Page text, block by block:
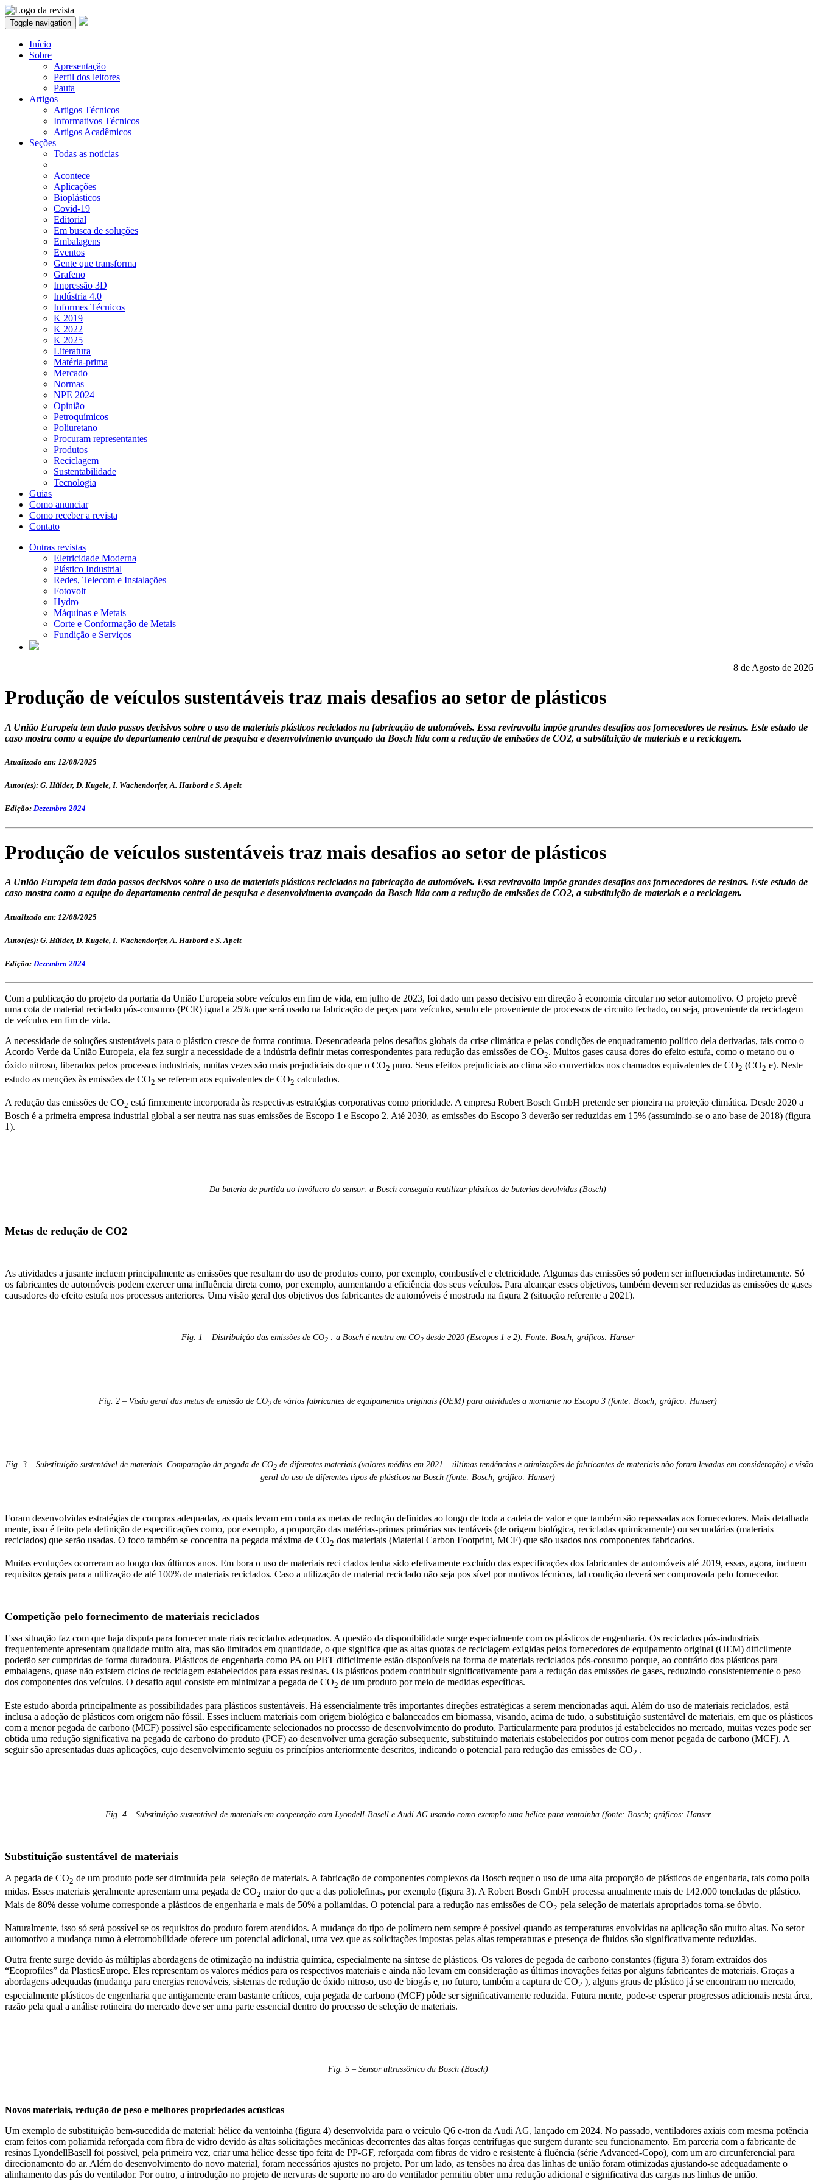
Toggle navigation
Início
Sobre
Apresentação
Perfil dos leitores
Pauta
Artigos
Artigos Técnicos
Informativos Técnicos
Artigos Acadêmicos
Seções
Todas as notícias
Acontece
Aplicações
Bioplásticos
Covid-19
Editorial
Em busca de soluções
Embalagens
Eventos
Gente que transforma
Grafeno
Impressão 3D
Indústria 4.0
Informes Técnicos
K 2019
K 2022
K 2025
Literatura
Matéria-prima
Mercado
Normas
NPE 2024
Opinião
Petroquímicos
Poliuretano
Procuram representantes
Produtos
Reciclagem
Sustentabilidade
Tecnologia
Guias
Como anunciar
Como receber a revista
Contato
Outras revistas
Eletricidade Moderna
Plástico Industrial
Redes, Telecom e Instalações
Fotovolt
Hydro
Máquinas e Metais
Corte e Conformação de Metais
Fundição e Serviços
8 de Agosto de 2026
Produção de veículos sustentáveis traz mais desafios ao setor de plásticos
A União Europeia tem dado passos decisivos sobre o uso de materiais plásticos reciclados na fabricação de automóveis. Essa reviravolta impõe grandes desafios aos fornecedores de resinas. Este estudo de
caso mostra como a equipe do departamento central de pesquisa e desenvolvimento avançado da Bosch lida com a redução de emissões de CO2, a substituição de materiais e a reciclagem.
Atualizado em: 12/08/2025
Autor(es): G. Hülder, D. Kugele, I. Wachendorfer, A. Harbord e S. Apelt
Edição: Dezembro 2024
Produção de veículos sustentáveis traz mais desafios ao setor de plásticos
A União Europeia tem dado passos decisivos sobre o uso de materiais plásticos reciclados na fabricação de automóveis. Essa reviravolta impõe grandes desafios aos fornecedores de resinas. Este estudo de
caso mostra como a equipe do departamento central de pesquisa e desenvolvimento avançado da Bosch lida com a redução de emissões de CO2, a substituição de materiais e a reciclagem.
Atualizado em: 12/08/2025
Autor(es): G. Hülder, D. Kugele, I. Wachendorfer, A. Harbord e S. Apelt
Edição: Dezembro 2024
Com a publicação do projeto da portaria da União Europeia sobre veículos em fim de vida, em julho de 2023, foi dado um passo decisivo em direção à economia circular no setor automotivo. O projeto prevê
uma cota de material reciclado pós-consumo (PCR) igual a 25% que será usado na fabricação de peças para veículos, sendo ele proveniente de processos de circuito fechado, ou seja, proveniente da reciclagem
de veículos em fim de vida.
A necessidade de soluções sustentáveis para o plástico cresce de forma contínua. Desencadeada pelos desafios globais da crise climática e pelas condições de enquadramento político dela derivadas, tais como o
Acordo Verde da União Europeia, ela fez surgir a necessidade de a indústria definir metas correspondentes para redução das emissões de CO2. Muitos gases causa dores do efeito estufa, como o metano ou o
óxido nitroso, liberados pelos processos industriais, muitas vezes são mais prejudiciais do que o CO2 puro. Seus efeitos prejudiciais ao clima são convertidos nos chamados equivalentes de CO2 (CO2 e). Neste
estudo as menções às emissões de CO2 se referem aos equivalentes de CO2 calculados.
A redução das emissões de CO2 está firmemente incorporada às respectivas estratégias corporativas como prioridade. A empresa Robert Bosch GmbH pretende ser pioneira na proteção climática. Desde 2020 a
Bosch é a primeira empresa industrial global a ser neutra nas suas emissões de Escopo 1 e Escopo 2. Até 2030, as emissões do Escopo 3 deverão ser reduzidas em 15% (assumindo-se o ano base de 2018) (figura
1).
Da bateria de partida ao invólucro do sensor: a Bosch conseguiu reutilizar plásticos de baterias devolvidas (Bosch)
Metas de redução de CO2
As atividades a jusante incluem principalmente as emissões que resultam do uso de produtos como, por exemplo, combustível e eletricidade. Algumas das emissões só podem ser influenciadas indiretamente. Só
os fabricantes de automóveis podem exercer uma influência direta como, por exemplo, aumentando a eficiência dos seus veículos. Para alcançar esses objetivos, também devem ser reduzidas as emissões de gases
causadores do efeito estufa nos processos anteriores. Uma visão geral dos objetivos dos fabricantes de automóveis é mostrada na figura 2 (situação referente a 2021).
Fig. 1 – Distribuição das emissões de CO2 : a Bosch é neutra em CO2 desde 2020 (Escopos 1 e 2). Fonte: Bosch; gráficos: Hanser
Fig. 2 – Visão geral das metas de emissão de CO2 de vários fabricantes de equipamentos originais (OEM) para atividades a montante no Escopo 3 (fonte: Bosch; gráfico: Hanser)
Fig. 3 – Substituição sustentável de materiais. Comparação da pegada de CO2de diferentes materiais (valores médios em 2021 – últimas tendências e otimizações de fabricantes de materiais não foram levadas em consideração) e visão
geral do uso de diferentes tipos de plásticos na Bosch (fonte: Bosch; gráfico: Hanser)
Foram desenvolvidas estratégias de compras adequadas, as quais levam em conta as metas de redução definidas ao longo de toda a cadeia de valor e que também são repassadas aos fornecedores. Mais detalhada
mente, isso é feito pela definição de especificações como, por exemplo, a proporção das matérias-primas primárias sus tentáveis (de origem biológica, recicladas quimicamente) ou secundárias (materiais
reciclados) que serão usadas. O foco também se concentra na pegada máxima de CO2 dos materiais (Material Carbon Footprint, MCF) que são usados nos componentes fabricados.
Muitas evoluções ocorreram ao longo dos últimos anos. Em bora o uso de materiais reci clados tenha sido efetivamente excluído das especificações dos fabricantes de automóveis até 2019, essas, agora, incluem
requisitos gerais para a utilização de até 100% de materiais reciclados. Caso a utilização de material reciclado não seja pos sível por motivos técnicos, tal condição deverá ser comprovada pelo fornecedor.
Competição pelo fornecimento de materiais reciclados
Essa situação faz com que haja disputa para fornecer mate riais reciclados adequados. A questão da disponibilidade surge especialmente com os plásticos de engenharia. Os reciclados pós-industriais
frequentemente apresentam qualidade muito alta, mas são limitados em quantidade, o que significa que as altas quotas de reciclagem exigidas pelos fornecedores de equipamento original (OEM) dificilmente
poderão ser cumpridas de forma duradoura. Plásticos de engenharia como PA ou PBT dificilmente estão disponíveis na forma de materiais reciclados pós-consumo porque, ao contrário dos plásticos para
embalagens, quase não existem ciclos de reciclagem estabelecidos para essas resinas. Os plásticos podem contribuir significativamente para a redução das emissões de gases, reduzindo consistentemente o peso
dos componentes dos veículos. O desafio aqui consiste em minimizar a pegada de CO2 de um produto por meio de medidas específicas.
Este estudo aborda principalmente as possibilidades para plásticos sustentáveis. Há essencialmente três importantes direções estratégicas a serem mencionadas aqui. Além do uso de materiais reciclados, está
inclusa a adoção de plásticos com origem não fóssil. Esses incluem materiais com origem biológica e balanceados em biomassa, visando, acima de tudo, a substituição sustentável de materiais, em que os plásticos
com a menor pegada de carbono (MCF) possível são especificamente selecionados no processo de desenvolvimento do produto. Particularmente para produtos já estabelecidos no mercado, muitas vezes pode ser
obtida uma redução significativa na pegada de carbono do produto (PCF) ao desenvolver uma geração subsequente, substituindo materiais estabelecidos por outros com menor pegada de carbono (MCF). A
seguir são apresentadas duas aplicações, cujo desenvolvimento seguiu os princípios anteriormente descritos, indicando o potencial para redução das emissões de CO2 .
Fig. 4 – Substituição sustentável de materiais em cooperação com Lyondell-Basell e Audi AG usando como exemplo uma hélice para ventoinha (fonte: Bosch; gráficos: Hanser
Substituição sustentável de materiais
A pegada de CO2 de um produto pode ser diminuída pela seleção de materiais. A fabricação de componentes complexos da Bosch requer o uso de uma alta proporção de plásticos de engenharia, tais como polia
midas. Esses materiais geralmente apresentam uma pegada de CO2 maior do que a das poliolefinas, por exemplo (figura 3). A Robert Bosch GmbH processa anualmente mais de 142.000 toneladas de plástico.
Mais de 80% desse volume corresponde a plásticos de engenharia e mais de 50% a poliamidas. O potencial para a redução nas emissões de CO2 pela seleção de materiais apropriados torna-se óbvio.
Naturalmente, isso só será possível se os requisitos do produto forem atendidos. A mudança do tipo de polímero nem sempre é possível quando as temperaturas envolvidas na aplicação são muito altas. No setor
automotivo a mudança rumo à eletromobilidade oferece um potencial adicional, uma vez que as solicitações impostas pelas altas temperaturas e presença de fluidos são significativamente reduzidas.
Outra frente surge devido às múltiplas abordagens de otimização na indústria química, especialmente na síntese de plásticos. Os valores de pegada de carbono constantes (figura 3) foram extraídos dos
“Ecoprofiles” da PlasticsEurope. Eles representam os valores médios para os respectivos materiais e ainda não levam em consideração as últimas inovações feitas por alguns fabricantes de materiais. Graças a
abordagens adequadas (mudança para energias renováveis, sistemas de redução de óxido nitroso, uso de biogás e, no futuro, também a captura de CO2 ), alguns graus de plástico já se encontram no mercado,
especialmente plásticos de engenharia que antigamente eram bastante críticos, cuja pegada de carbono (MCF) pôde ser significativamente reduzida. Futura mente, pode-se esperar progressos adicionais nesta área,
razão pela qual a análise rotineira do mercado deve ser uma parte essencial dentro do processo de seleção de materiais.
Fig. 5 – Sensor ultrassônico da Bosch (Bosch)
Novos materiais, redução de peso e melhores propriedades acústicas
Um exemplo de substituição bem-sucedida de material: hélice da ventoinha (figura 4) desenvolvida para o veículo Q6 e-tron da Audi AG, lançado em 2024. No passado, ventiladores axiais com mesma potência
eram feitos com poliamida reforçada com fibra de vidro devido às altas solicitações mecânicas decorrentes das altas forças centrífugas que surgem durante seu funcionamento. Em parceria com a fabricante de
resinas LyondellBasell foi possível, pela primeira vez, criar uma hélice desse tipo feita de PP-GF, reforçada com fibras de vidro e resistente à fluência (série Advanced-Copo), com um aro circunferencial para
direcionamento do ar. Além do desenvolvimento do novo material, foram necessários ajustes no projeto. Por um lado, as tensões na área das linhas de união foram otimizadas ajustando-se adequadamente o
alinhamento das pás do ventilador. Por outro, a introdução no projeto de nervuras de suporte no aro do ventilador permitiu obter uma redução adicional e significativa das cargas nas linhas de união.